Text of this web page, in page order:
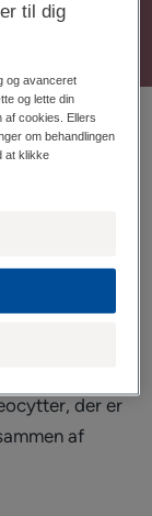
stillede
hudens
hvis
fra
der er
af
til dig
og avanceret
og lette din
af cookies. Ellers
om behandlingen
at klikke